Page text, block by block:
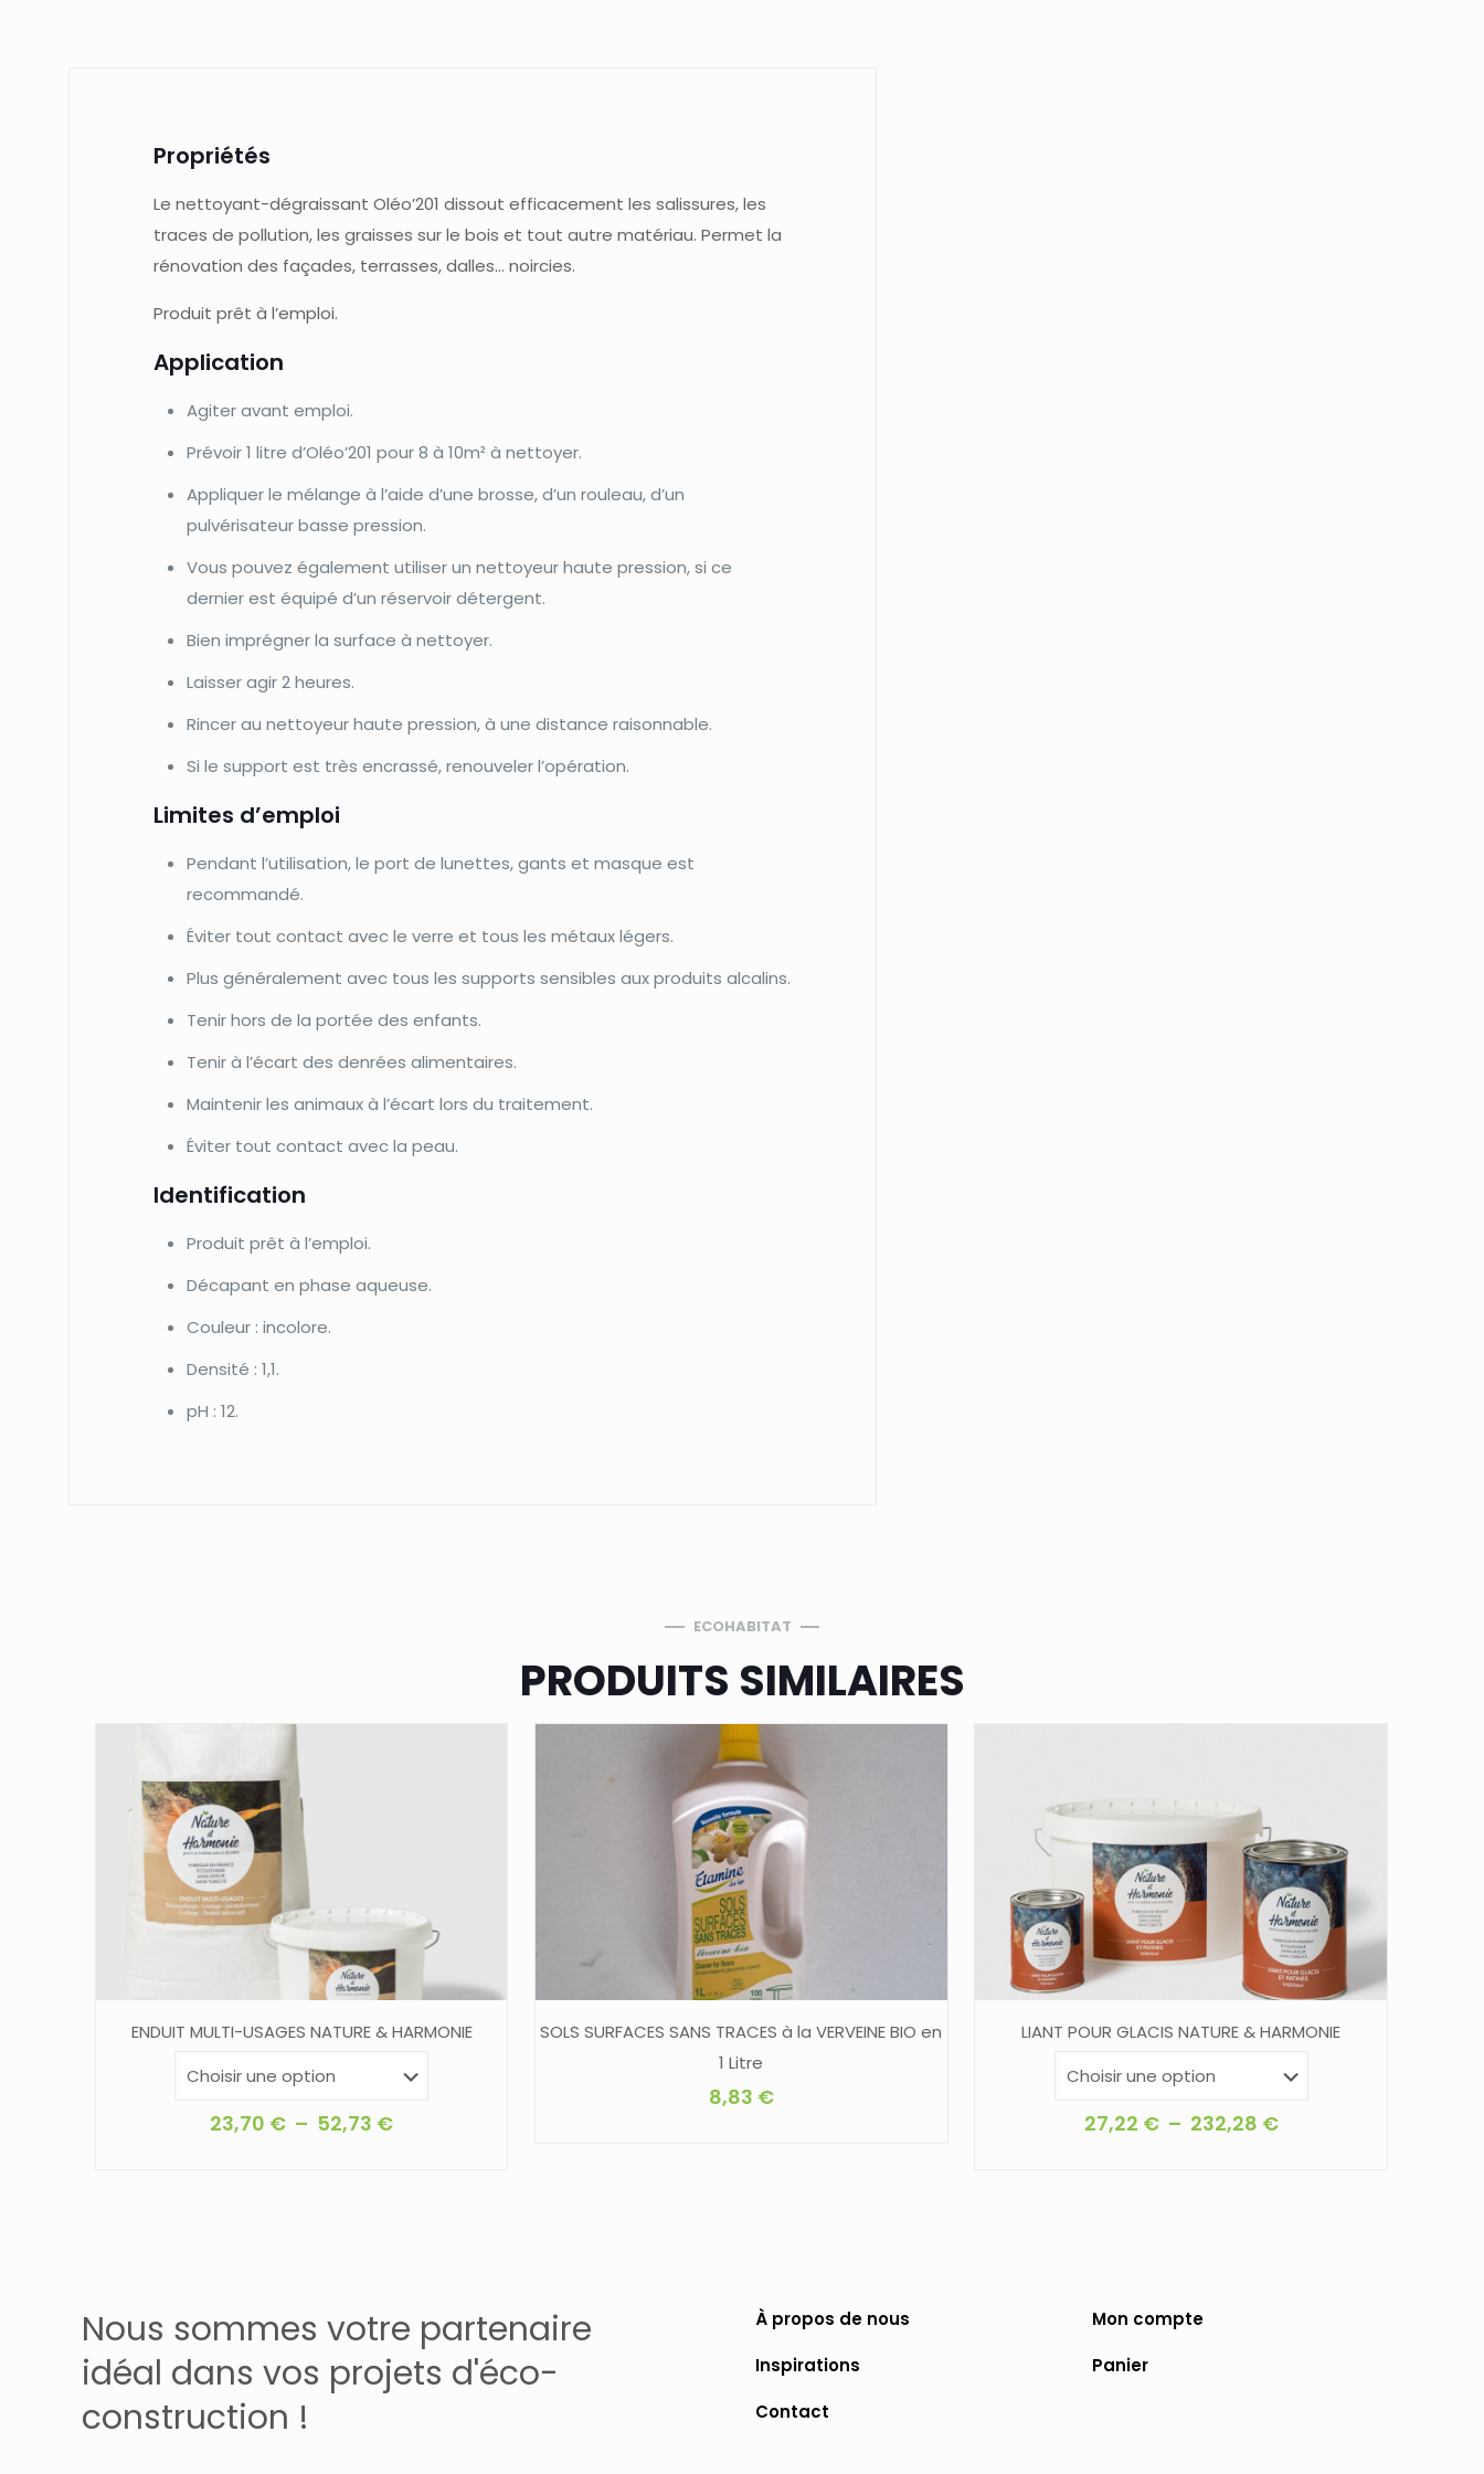
Propriétés
Le nettoyant-dégraissant Oléo’201 dissout efficacement les salissures, les
traces de pollution, les graisses sur le bois et tout autre matériau. Permet la
rénovation des façades, terrasses, dalles… noircies.
Produit prêt à l’emploi.
Application
Agiter avant emploi.
Prévoir 1 litre d’Oléo’201 pour 8 à 10m² à nettoyer.
Appliquer le mélange à l’aide d’une brosse, d’un rouleau, d’un
pulvérisateur basse pression.
Vous pouvez également utiliser un nettoyeur haute pression, si ce
dernier est équipé d’un réservoir détergent.
Bien imprégner la surface à nettoyer.
Laisser agir 2 heures.
Rincer au nettoyeur haute pression, à une distance raisonnable.
Si le support est très encrassé, renouveler l’opération.
Limites d’emploi
Pendant l’utilisation, le port de lunettes, gants et masque est
recommandé.
Éviter tout contact avec le verre et tous les métaux légers.
Plus généralement avec tous les supports sensibles aux produits alcalins.
Tenir hors de la portée des enfants.
Tenir à l’écart des denrées alimentaires.
Maintenir les animaux à l’écart lors du traitement.
Éviter tout contact avec la peau.
Identification
Produit prêt à l’emploi.
Décapant en phase aqueuse.
Couleur : incolore.
Densité : 1,1.
pH : 12.
ECOHABITAT
PRODUITS SIMILAIRES
ENDUIT MULTI-USAGES NATURE & HARMONIE
23,70 € – 52,73 €Plage
Les
options
peuvent
être
SOLS SURFACES SANS TRACES à la VERVEINE BIO en
1 Litre
8,83 €
LIANT POUR GLACIS NATURE & HARMONIE
27,22 € – 232,28 €Plage
Les
Nous sommes votre partenaire
idéal dans vos projets d'éco-
construction !
À propos de nous
Inspirations
Contact
Mon compte
Panier